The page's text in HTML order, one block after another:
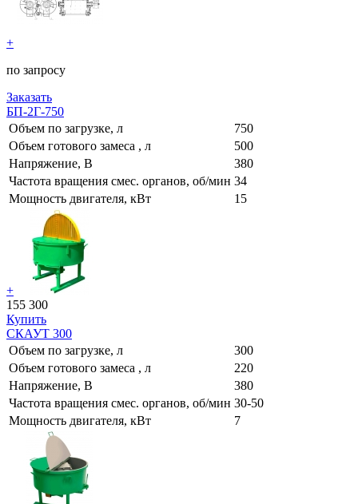
+
по запросу
Заказать
БП-2Г-750
Объем по загрузке, л
750
Объем готового замеса , л
500
Напряжение, В
380
Частота вращения смес. органов, об/мин 34
Мощность двигателя, кВт
15
+
155 300
Купить
СКАУТ 300
Объем по загрузке, л
300
Объем готового замеса , л
220
Напряжение, В
380
Частота вращения смес. органов, об/мин 30-50
Мощность двигателя, кВт
7